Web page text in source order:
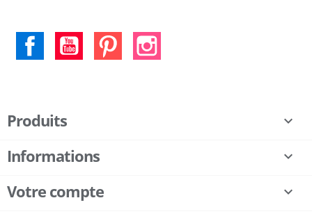
FacebookYouTubePinterest
Produits 
Informations 
Votre compte 